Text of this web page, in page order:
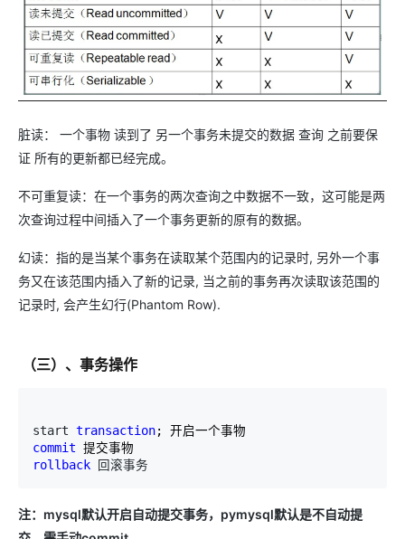
脏读： 一个事物 读到了 另一个事务未提交的数据 查询 之前要保
证 所有的更新都已经完成。
不可重复读：在一个事务的两次查询之中数据不一致，这可能是两
次查询过程中间插入了一个事务更新的原有的数据。
幻读：指的是当某个事务在读取某个范围内的记录时, 另外一个事
务又在该范围内插入了新的记录, 当之前的事务再次读取该范围的
记录时, 会产生幻行(Phantom Row).
（三）、事务操作
start transaction
commit
rollback 回滚事务
注：mysql默认开启自动提交事务，pymysql默认是不自动提